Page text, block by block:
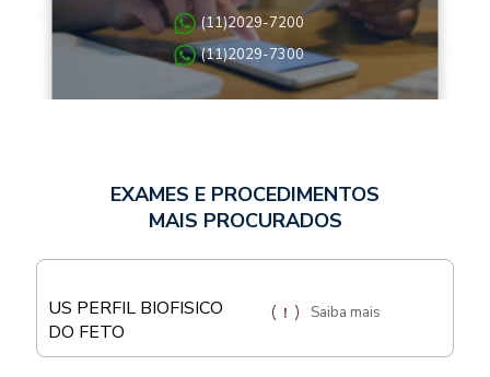
(11)2029-7200
(11)2029-7300
EXAMES E PROCEDIMENTOS
MAIS PROCURADOS
US PERFIL BIOFISICO
DO FETO
Saiba mais